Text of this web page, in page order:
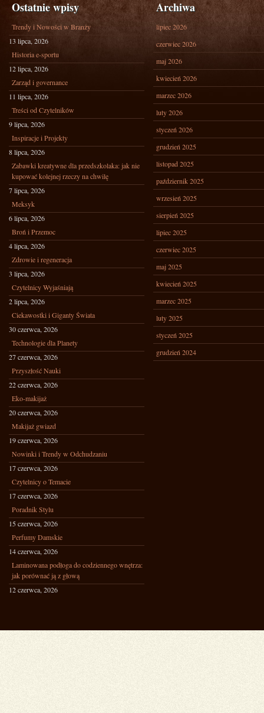
Ostatnie wpisy
Trendy i Nowości w Branży
13 lipca, 2026
Historia e-sportu
12 lipca, 2026
Zarząd i governance
11 lipca, 2026
Treści od Czytelników
9 lipca, 2026
Inspiracje i Projekty
8 lipca, 2026
Zabawki kreatywne dla przedszkolaka: jak nie
kupować kolejnej rzeczy na chwilę
7 lipca, 2026
Meksyk
6 lipca, 2026
Broń i Przemoc
4 lipca, 2026
Zdrowie i regeneracja
3 lipca, 2026
Czytelnicy Wyjaśniają
2 lipca, 2026
Ciekawostki i Giganty Świata
30 czerwca, 2026
Technologie dla Planety
27 czerwca, 2026
Przyszłość Nauki
22 czerwca, 2026
Eko-makijaż
20 czerwca, 2026
Makijaż gwiazd
19 czerwca, 2026
Nowinki i Trendy w Odchudzaniu
17 czerwca, 2026
Czytelnicy o Temacie
17 czerwca, 2026
Poradnik Stylu
15 czerwca, 2026
Perfumy Damskie
14 czerwca, 2026
Laminowana podłoga do codziennego wnętrza:
jak porównać ją z głową
12 czerwca, 2026
Archiwa
lipiec 2026
czerwiec 2026
maj 2026
kwiecień 2026
marzec 2026
luty 2026
styczeń 2026
grudzień 2025
listopad 2025
październik 2025
wrzesień 2025
sierpień 2025
lipiec 2025
czerwiec 2025
maj 2025
kwiecień 2025
marzec 2025
luty 2025
styczeń 2025
grudzień 2024